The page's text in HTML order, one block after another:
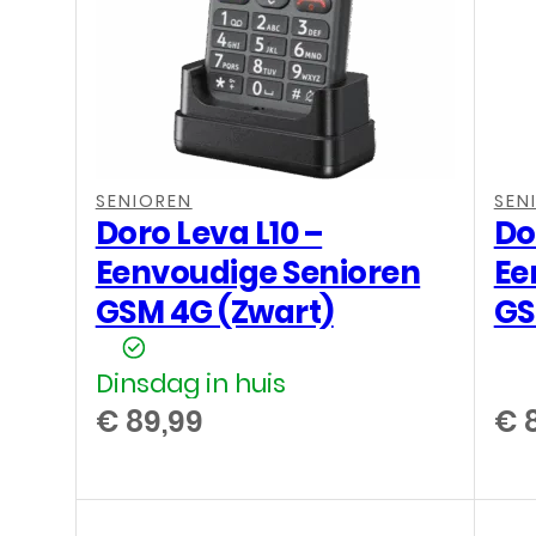
SENIOREN
Doro Leva L10 –
Eenvoudige Senioren
GSM 4G (Zwart)
Dinsdag in huis
€ 89,99 €